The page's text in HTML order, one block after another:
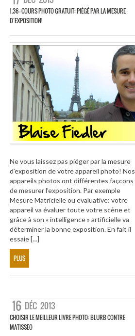
1.36 – COURS PHOTO GRATUIT: PIÉGÉ PAR LA MESURE
D’EXPOSITION!
Ne vous laissez pas piéger par la mesure
d’exposition de votre appareil photo! Nos
appareils photos ont différentes façcons
de mesurer l’exposition. Par exemple
Mesure Matricielle ou evaluative: votre
appareil va évaluer toute votre scène et
grâce à son « intelligence » artificielle va
déterminer la bonne exposition. En fait il
essaie […]
PLUS
16 DÉC 2013
CHOISIR LE MEILLEUR LIVRE PHOTO: BLURB CONTRE
MATISSEO